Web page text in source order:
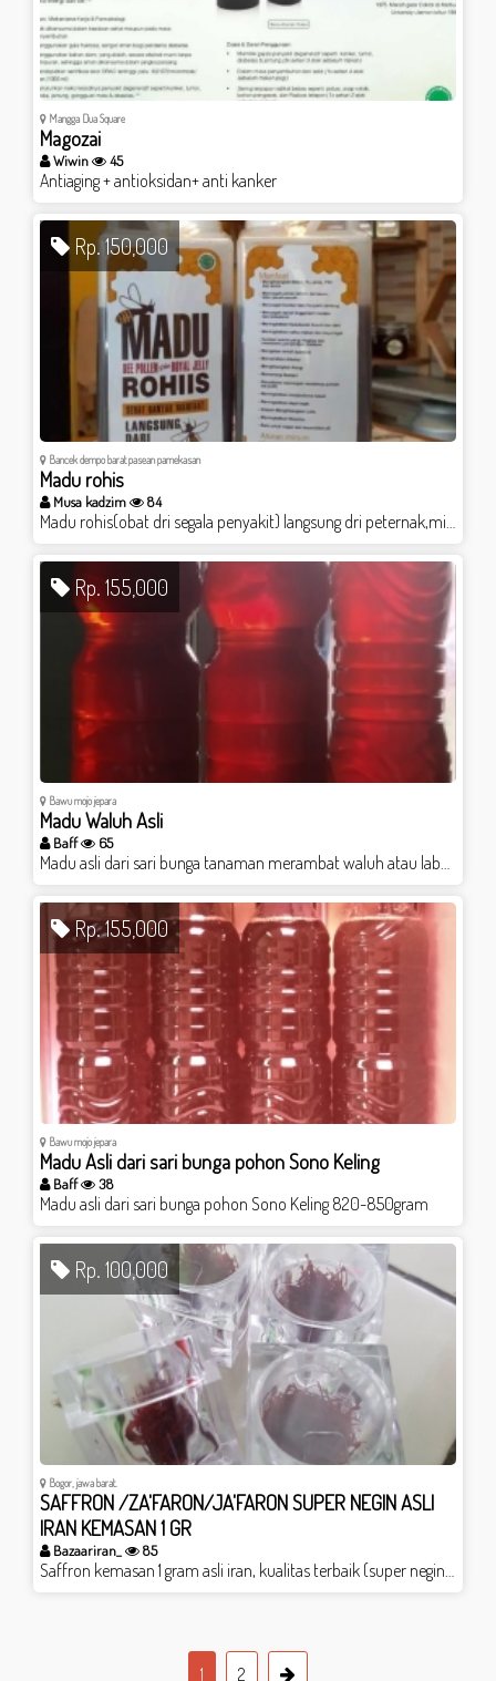
Mangga Dua Square
Magozai
Wiwin 45
Antiaging + antioksidan+ anti kanker
Rp. 150,000
Bancek dempo barat pasean pamekasan
Madu rohis
Musa kadzim 84
Madu rohis(obat dri segala penyakit) langsung dri peternak,minat bisa langsung wa ke no 087785327536
Rp. 155,000
Bawu mojo jepara
Madu Waluh Asli
Baff 65
Madu asli dari sari bunga tanaman merambat waluh atau labu kuning
Rp. 155,000
Bawu mojo jepara
Madu Asli dari sari bunga pohon Sono Keling
Baff 38
Madu asli dari sari bunga pohon Sono Keling 820-850gram
Rp. 100,000
Bogor, jawa barat.
SAFFRON /ZA'FARON/JA'FARON SUPER NEGIN ASLI
IRAN KEMASAN 1 GR
Bazaariran_ 85
Saffron kemasan 1 gram asli iran, kualitas terbaik (super negin) pemakaian cukup 2-3 helai untuk segelas air. baik dikonsumsi untuk segala pencegahan penyakit.
1 2